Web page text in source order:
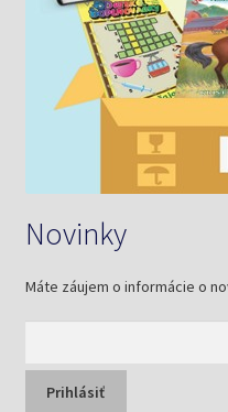
Novinky
Máte záujem o informácie o